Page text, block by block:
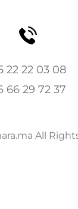
22 22 03 08
66 29 72 37
All